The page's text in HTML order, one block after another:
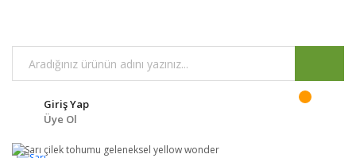
Giriş Yap
Üye Ol